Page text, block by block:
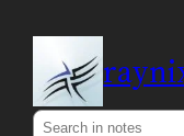
content
Search